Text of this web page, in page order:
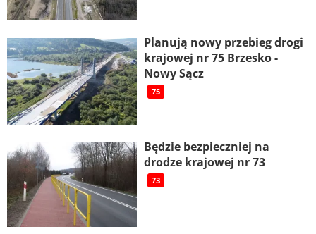
Planują nowy przebieg drogi
krajowej nr 75 Brzesko -
Nowy Sącz
75
Będzie bezpieczniej na
drodze krajowej nr 73
73